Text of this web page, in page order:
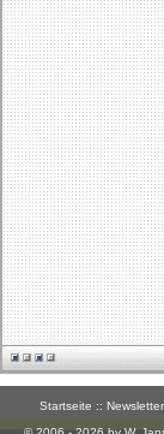
Startseite :: Newsletter